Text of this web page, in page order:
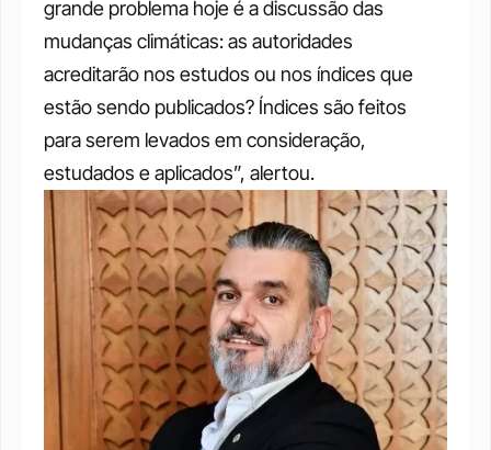
grande problema hoje é a discussão das
mudanças climáticas: as autoridades
acreditarão nos estudos ou nos índices que
estão sendo publicados? Índices são feitos
para serem levados em consideração,
estudados e aplicados”, alertou.